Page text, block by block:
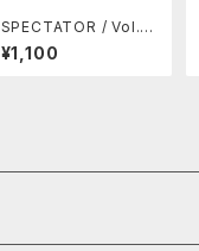
SPECTATOR / Vol.4
5 日本のヒッピー・ム
ーヴメント
¥1,100